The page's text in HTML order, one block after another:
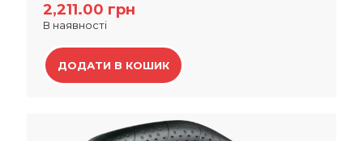
2,211.00 грн
В наявності
ДОДАТИ В КОШИК